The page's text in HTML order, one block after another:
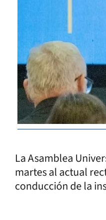
La Asamblea
martes al actual
conducción de la